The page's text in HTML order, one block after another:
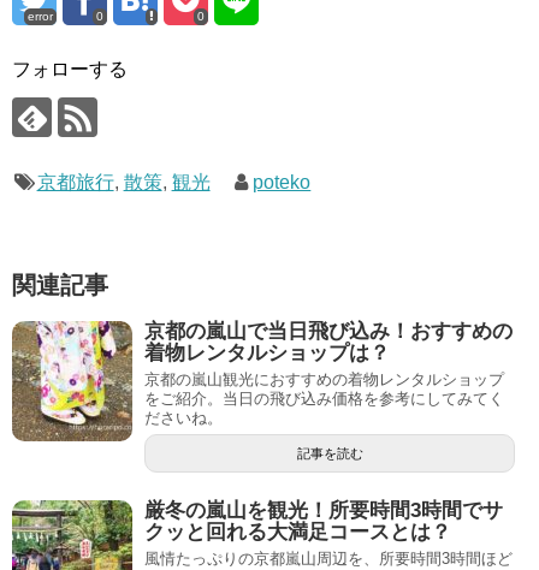
error 0 0
フォローする
京都旅行, 散策, 観光 poteko
関連記事
京都の嵐山で当日飛び込み！おすすめの
着物レンタルショップは？
京都の嵐山観光におすすめの着物レンタルショップ
をご紹介。当日の飛び込み価格を参考にしてみてく
ださいね。
記事を読む
厳冬の嵐山を観光！所要時間3時間でサ
クッと回れる大満足コースとは？
風情たっぷりの京都嵐山周辺を、所要時間3時間ほど